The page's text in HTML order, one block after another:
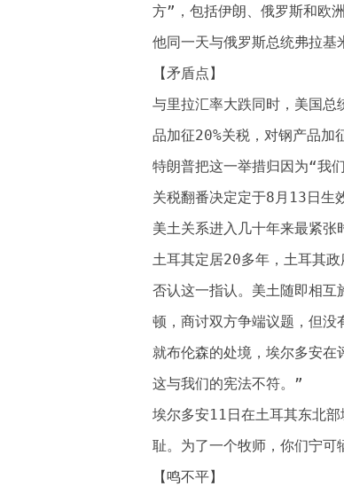
方”，包括伊朗、俄罗斯和欧洲
他同一天与俄罗斯总统弗拉基
【矛盾点】
与里拉汇率大跌同时，美国
品加征20%关税，对钢产品加
特朗普把这一举措归因为“我
关税翻番决定定于8月13日生
美土关系进入几十年来最紧
土耳其定居20多年，土耳其
否认这一指认。美土随即相互
顿，商讨双方争端议题，但没
就布伦森的处境，埃尔多安在
这与我们的宪法不符。”
埃尔多安11日在土耳其东北
耻。为了一个牧师，你们宁可
【鸣不平】